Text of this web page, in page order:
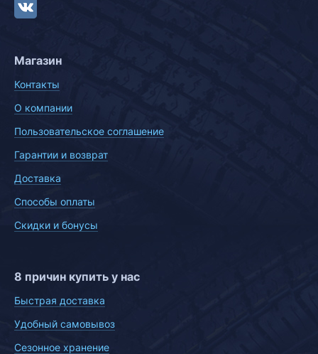
Магазин
Контакты
О компании
Пользовательское соглашение
Гарантии и возврат
Доставка
Способы оплаты
Скидки и бонусы
8 причин купить у нас
Быстрая доставка
Удобный самовывоз
Сезонное хранение